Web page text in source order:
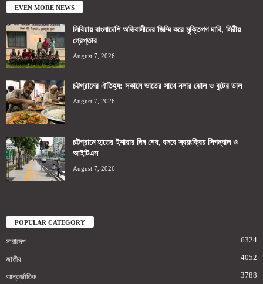
EVEN MORE NEWS
লিবিয়ায় বাংলাদেশি অভিবাসীদের জিম্মি করে মুক্তিপণ দাবি, সিরীয়
গ্রেপ্তার
August 7, 2026
চট্টগ্রামের ঐতিহ্য: সকালে ভাতের সাথে নলার ঝোল ও বুটের ডাল
August 7, 2026
চট্টগ্রামে হাতের ইশারার দিন শেষ, বসবে স্বয়ংক্রিয় সিগন্যাল ও
আইটিএস
August 7, 2026
POPULAR CATEGORY
সারাদেশ 6324
জাতীয় 4052
আন্তর্জাতিক 3788